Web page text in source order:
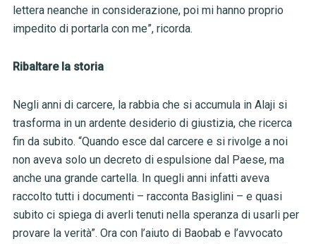
lettera neanche in considerazione, poi mi hanno proprio
impedito di portarla con me”, ricorda.
Ribaltare la storia
Negli anni di carcere, la rabbia che si accumula in Alaji si
trasforma in un ardente desiderio di giustizia, che ricerca
fin da subito. “Quando esce dal carcere e si rivolge a noi
non aveva solo un decreto di espulsione dal Paese, ma
anche una grande cartella. In quegli anni infatti aveva
raccolto tutti i documenti – racconta Basiglini – e quasi
subito ci spiega di averli tenuti nella speranza di usarli per
provare la verità”. Ora con l’aiuto di Baobab e l’avvocato